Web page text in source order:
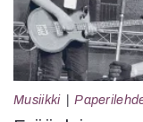
Musiikki